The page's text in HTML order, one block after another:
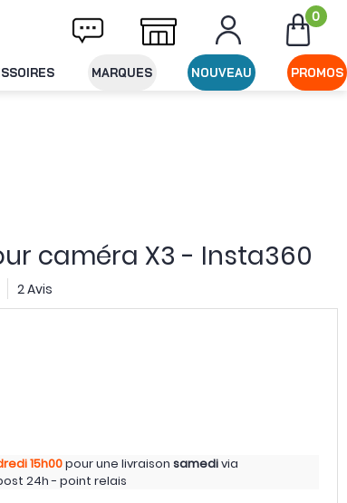
offerte dès 49€ d'achat 0
MARQUES NOUVEAU PROMOS
caméra X3 - Insta360
2 Avis
15h00pour une livraison samedivia
24h - point relais